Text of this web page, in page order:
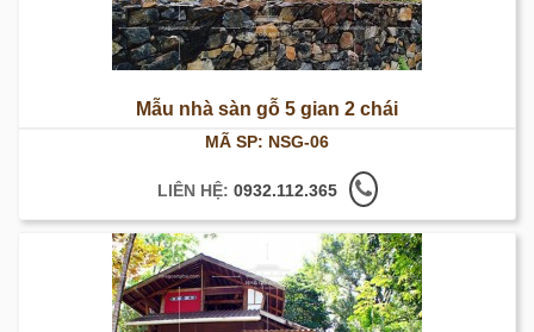
Mẫu nhà sàn gỗ 5 gian 2 chái
MÃ SP: NSG-06
LIÊN HỆ: 0932.112.365